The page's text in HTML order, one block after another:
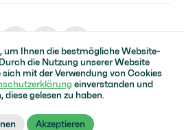
der Lausitz für Erneuerbare Energien
Datenschutz Barrierefreiheit
Seitenanfang ↑
um Ihnen die bestmögliche Website-
die Nutzung unserer Website
sich mit der Verwendung von Cookies
einverstanden und
diese gelesen zu haben.
Akzeptieren